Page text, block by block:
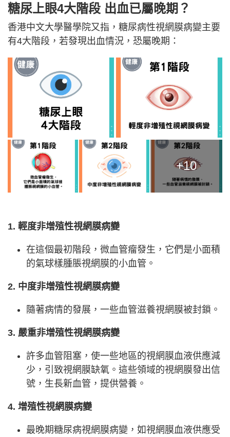
糖尿上眼4大階段 出血已屬晚期？
香港中文大學醫學院又指，糖尿病性視網膜病變主要
有4大階段，若發現出血情況，恐屬晚期：
+10
1. 輕度非增殖性視網膜病變
在這個最初階段，微血管瘤發生，它們是小面積
的氣球樣腫脹視網膜的小血管。
2. 中度非增殖性視網膜病變
隨著病情的發展，一些血管滋養視網膜被封鎖。
3. 嚴重非增殖性視網膜病變
許多血管阻塞，使一些地區的視網膜血液供應減
少，引致視網膜缺氧。這些領域的視網膜發出信
號，生長新血管，提供營養。
4. 增殖性視網膜病變
最晚期糖尿病視網膜病變，如視網膜血液供應受